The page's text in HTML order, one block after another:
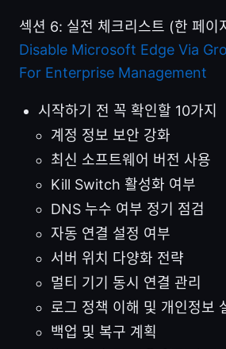
섹션 6: 실전 체크리스트 (한 페이
Disable Microsoft Edge Via
For Enterprise Management
시작하기 전 꼭 확인할 10가지
계정 정보 보안 강화
최신 소프트웨어 버전 사용
Kill Switch 활성화 여부
DNS 누수 여부 정기 점검
자동 연결 설정 여부
서버 위치 다양화 전략
멀티 기기 동시 연결 관리
로그 정책 이해 및 개인정보
백업 및 복구 계획